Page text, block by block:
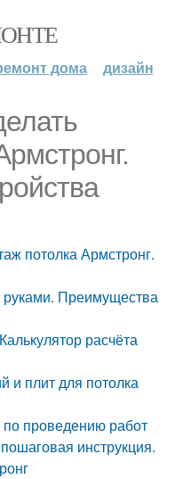
дома дизайн
потолка Армстронг.
Преимущества
расчёта
и плит для потолка
проведению работ
инструкция.